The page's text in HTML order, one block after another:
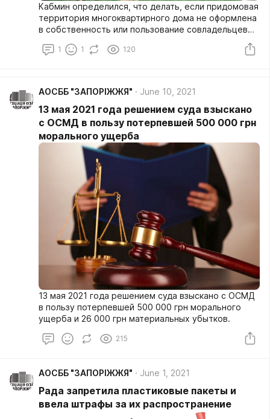
Кабмин определился, что делать, если придомовая
территория многоквартирного дома не оформлена
в собственность или пользование совладельцев
1 1 120
АОСББ "ЗАПОРІЖЖЯ" June 10, 2021
13 мая 2021 года решением суда взыскано
с ОСМД в пользу потерпевшей 500 000 грн
морального ущерба
13 мая 2021 года решением суда взыскано с ОСМД
в пользу потерпевшей 500 000 грн морального
ущерба и 26 000 грн материальных убытков.
215
АОСББ "ЗАПОРІЖЖЯ" June 1, 2021
Рада запретила пластиковые пакеты и
ввела штрафы за их распространение